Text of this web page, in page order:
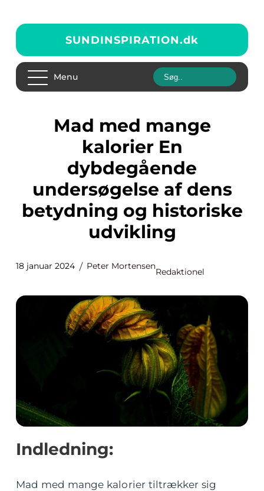
SUNDINSPIRATION.dk
Menu
Mad med mange
kalorier En
dybdegående
undersøgelse af dens
betydning og historiske
udvikling
18 januar 2024 Peter Mortensen
Redaktionel
Indledning:
Mad med mange kalorier tiltrækker sig